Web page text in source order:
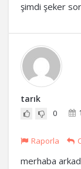
şimdi şeker
tarık
0
Raporla
merhaba